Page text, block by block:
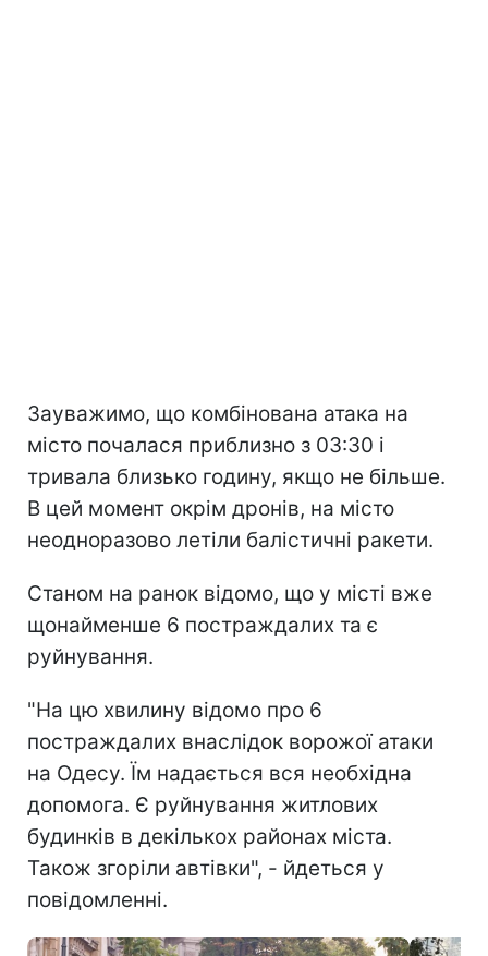
Зауважимо, що комбінована атака на
місто почалася приблизно з 03:30 і
тривала близько годину, якщо не більше.
В цей момент окрім дронів, на місто
неодноразово летіли балістичні ракети.
Станом на ранок відомо, що у місті вже
щонайменше 6 постраждалих та є
руйнування.
"На цю хвилину відомо про 6
постраждалих внаслідок ворожої атаки
на Одесу. Їм надається вся необхідна
допомога. Є руйнування житлових
будинків в декількох районах міста.
Також згоріли автівки", - йдеться у
повідомленні.